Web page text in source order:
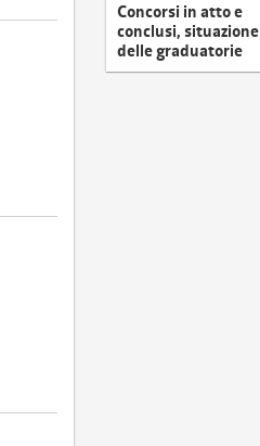
Concorsi in atto e
conclusi, situazione
delle graduatorie